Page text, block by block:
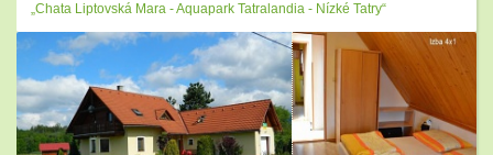
„Chata Liptovská Mara - Aquapark Tatralandia - Nízké Tatry“